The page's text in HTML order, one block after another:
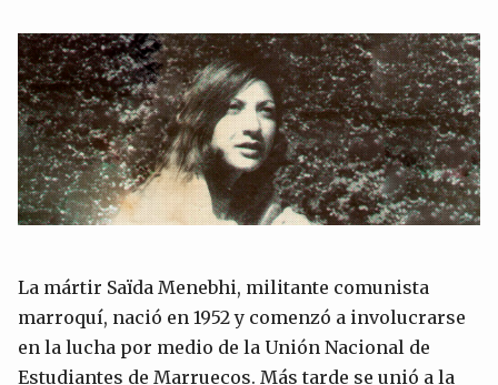
La mártir Saïda Menebhi, militante comunista
marroquí, nació en 1952 y comenzó a involucrarse
en la lucha por medio de la Unión Nacional de
Estudiantes de Marruecos. Más tarde se unió a la